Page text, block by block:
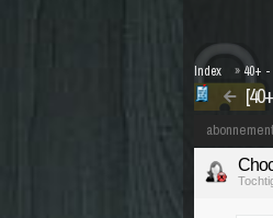
Index » 40+
abonnement